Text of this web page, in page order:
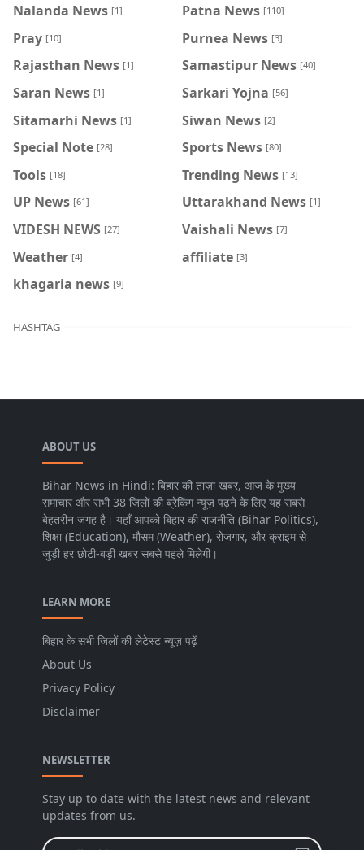
Nalanda News [1] Patna News [110]
Pray [10] Purnea News [3]
Rajasthan News [1] Samastipur News [40]
Saran News [1] Sarkari Yojna [56]
Sitamarhi News [1] Siwan News [2]
Special Note [28] Sports News [80]
Tools [18] Trending News [13]
UP News [61] Uttarakhand News [1]
VIDESH NEWS [27] Vaishali News [7]
Weather [4] affiliate [3]
khagaria news [9]
HASHTAG
ABOUT US
Bihar News in Hindi: बिहार की ताज़ा खबर, आज के मुख्य
समाचार और सभी 38 जिलों की ब्रेकिंग न्यूज़ पढ़ने के लिए यह सबसे
बेहतरीन जगह है। यहाँ आपको बिहार की राजनीति (Bihar Politics),
शिक्षा (Education), मौसम (Weather), रोजगार, और क्राइम से
जुड़ी हर छोटी-बड़ी खबर सबसे पहले मिलेगी।
LEARN MORE
बिहार के सभी जिलों की लेटेस्ट न्यूज़ पढ़ें
About Us
Privacy Policy
Disclaimer
NEWSLETTER
Stay up to date with the latest news and relevant
updates from us.